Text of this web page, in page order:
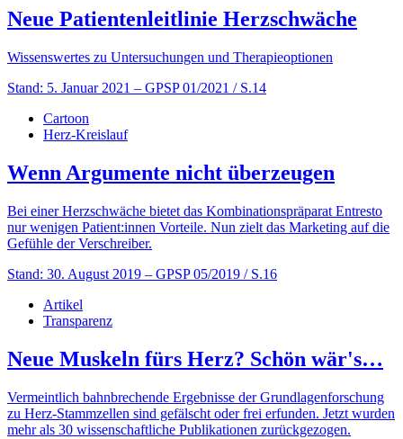
Neue Patientenleit­linie Herzschwäche
Wissenswertes zu Untersuchungen und Therapieoptionen
Stand: 5. Januar 2021 – GPSP 01/2021 / S.14
Cartoon
Herz-Kreislauf
Wenn Argumente nicht überzeugen
Bei einer Herzschwäche bietet das Kombinationspräparat Entresto
nur wenigen Patient:innen Vorteile. Nun zielt das Marketing auf die
Gefühle der Verschreiber.
Stand: 30. August 2019 – GPSP 05/2019 / S.16
Artikel
Transparenz
Neue Muskeln fürs Herz? Schön wär's…
Vermeintlich bahnbrechende Ergebnisse der Grundlagenforschung
zu Herz-Stammzellen sind gefälscht oder frei erfunden. Jetzt wurden
mehr als 30 wissenschaftliche Publikationen zurückgezogen.